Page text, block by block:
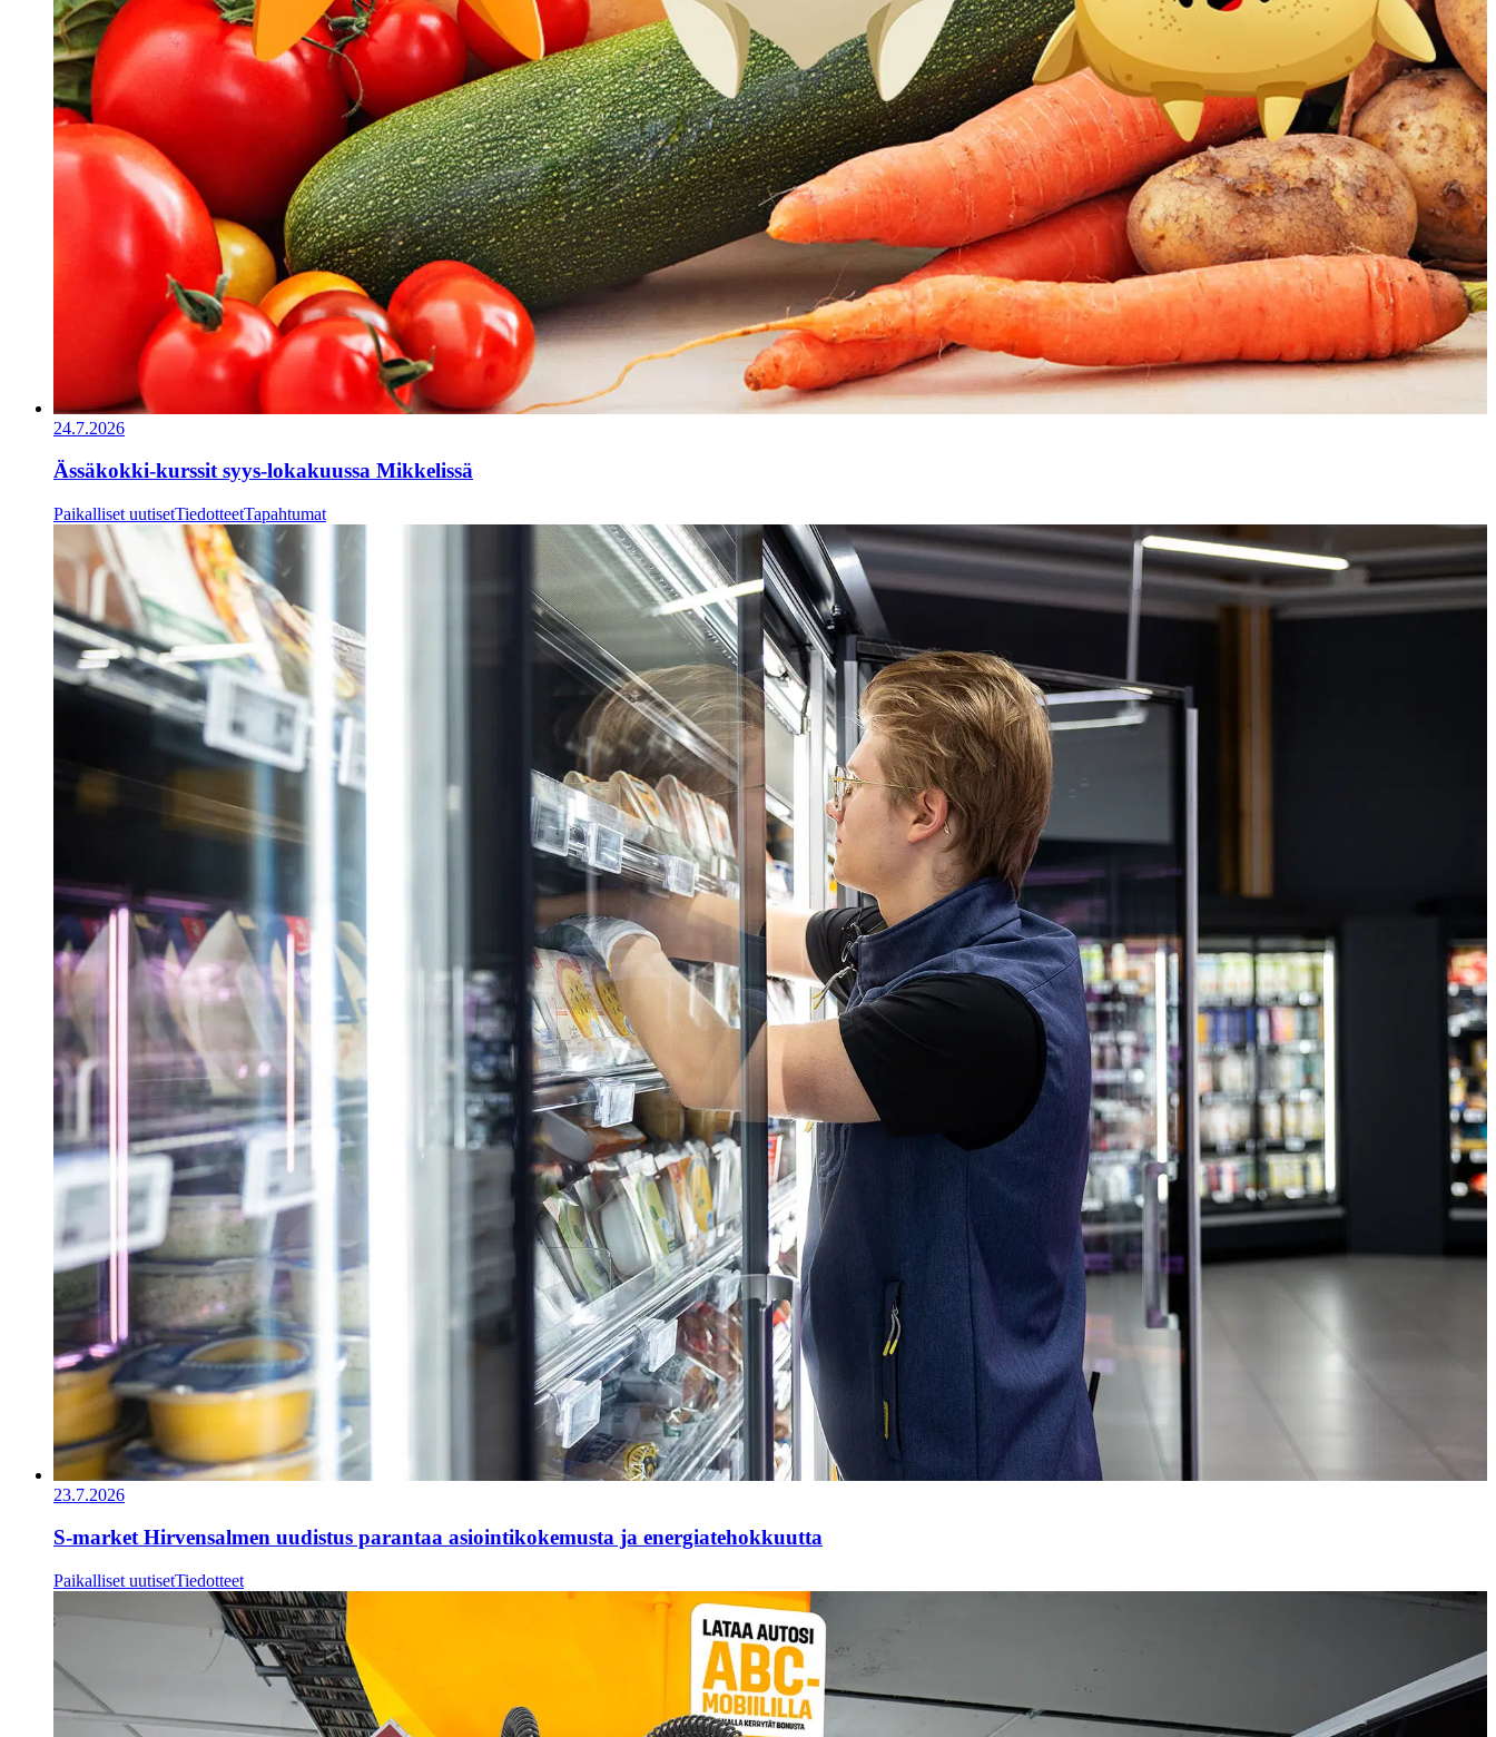
24.7.2026
Ässäkokki-kurssit syys-lokakuussa Mikkelissä
Paikalliset uutisetTiedotteetTapahtumat
23.7.2026
S-market Hirvensalmen uudistus parantaa asiointikokemusta ja energiatehokkuutta
Paikalliset uutisetTiedotteet